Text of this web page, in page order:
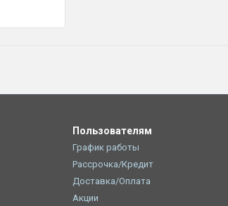
Пользователям
График работы
Рассрочка/Кредит
Доставка/Оплата
Акции